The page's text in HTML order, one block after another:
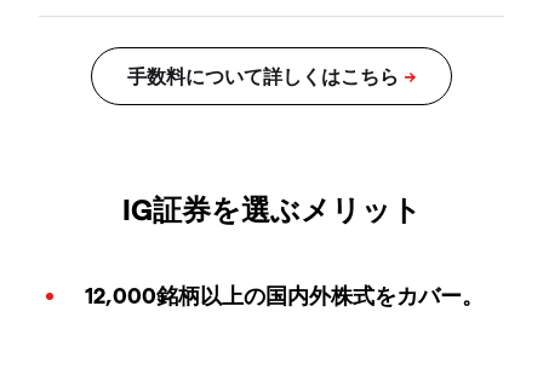
IG証券を選ぶメリット
12,000銘柄以上の国内外株式をカバー。